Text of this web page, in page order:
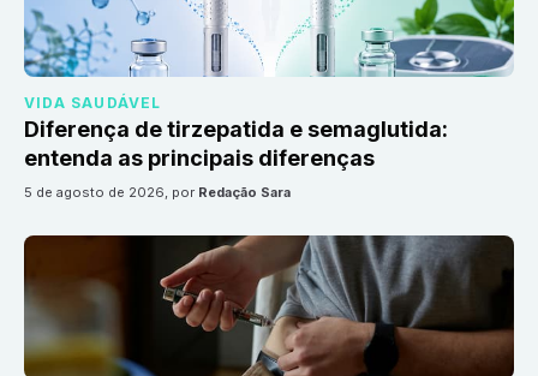
VIDA SAUDÁVEL
Diferença de tirzepatida e semaglutida:
entenda as principais diferenças
5 de agosto de 2026, por Redação Sara